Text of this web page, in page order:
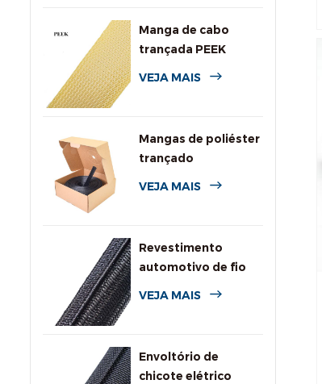
Manga de cabo
trançada PEEK
VEJA MAIS
Mangas de poliéster
trançado
VEJA MAIS
Revestimento
automotivo de fio
VEJA MAIS
Envoltório de
chicote elétrico